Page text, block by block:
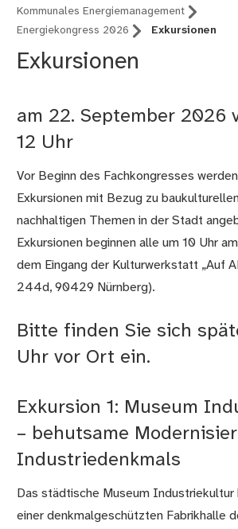
Kommunales Energiemanagement
Energiekongress 2026
Exkursionen
Exkursionen
am 22. September 2026
12 Uhr
Vor Beginn des Fachkongresses
Exkursionen mit Bezug zu
nachhaltigen Themen in der Stadt
Exkursionen beginnen alle um 10 Uhr
dem Eingang der Kulturwerkstatt „Auf
244d, 90429 Nürnberg).
Bitte finden Sie sich
Uhr vor Ort ein.
Exkursion 1: Museum
– behutsame
Industriedenkmals
Das städtische Museum
einer denkmalgeschützten Fabrikhalle